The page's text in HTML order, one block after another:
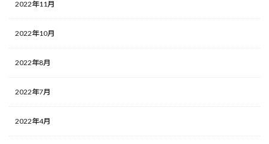
2022年11月
2022年10月
2022年8月
2022年7月
2022年4月